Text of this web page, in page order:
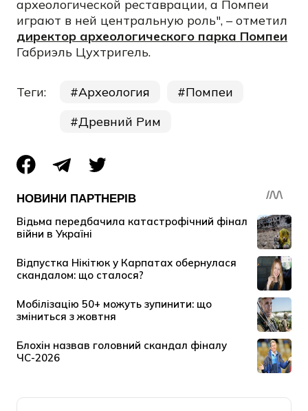
археологической реставрации, а Помпеи
играют в ней центральную роль", – отметил
директор археологического парка Помпеи
Габриэль Цухтригель.
Теги: Археология
Помпеи
Древний Рим